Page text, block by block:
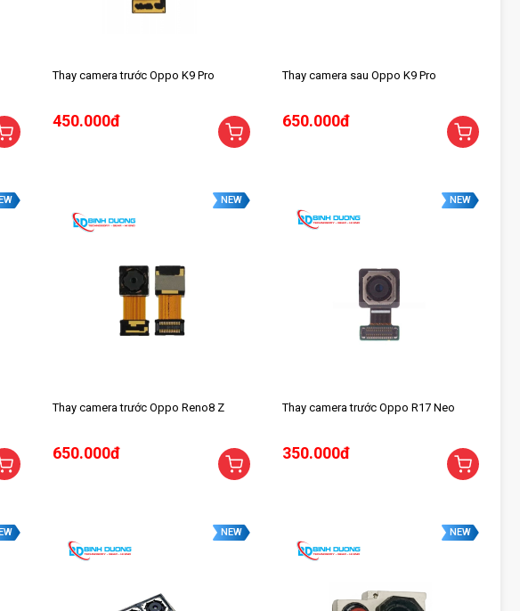
Thay camera trước Oppo K9 Pro
450.000đ
Thay camera sau Oppo K9 Pro
650.000đ
NEW
Thay camera trước Oppo Reno8 Z
650.000đ
NEW
Thay camera trước Oppo R17 Neo
350.000đ
NEW NEW